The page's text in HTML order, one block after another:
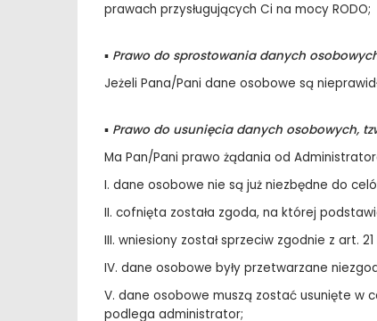
prawach przysługujących Ci na mocy RODO;
▪ Prawo do sprostowania danych
Jeżeli Pana/Pani dane osobowe są
▪ Prawo do usunięcia danych osobowych,
Ma Pan/Pani prawo żądania od
I. dane osobowe nie są już niezbędne do
II. cofnięta została zgoda, na której
III. wniesiony został sprzeciw zgodnie z art.
IV. dane osobowe były przetwarzane
V. dane osobowe muszą zostać usunięte w
podlega administrator;